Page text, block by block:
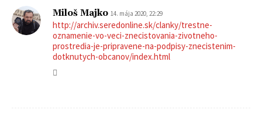
Miloš Majko 14. mája 2020, 22:29
http://archiv.seredonline.sk/clanky/trestne-
oznamenie-vo-veci-znecistovania-zivotneho-
prostredia-je-pripravene-na-podpisy-znecistenim-
dotknutych-obcanov/index.html